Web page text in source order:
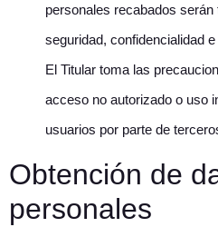
personales recabados
seguridad, confidencialidad
El Titular toma las
acceso no autorizado o uso
usuarios por parte de
Obtención de
personales